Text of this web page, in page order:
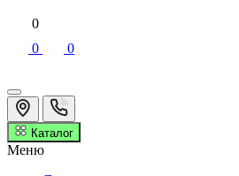
0
0
0
Каталог
Меню